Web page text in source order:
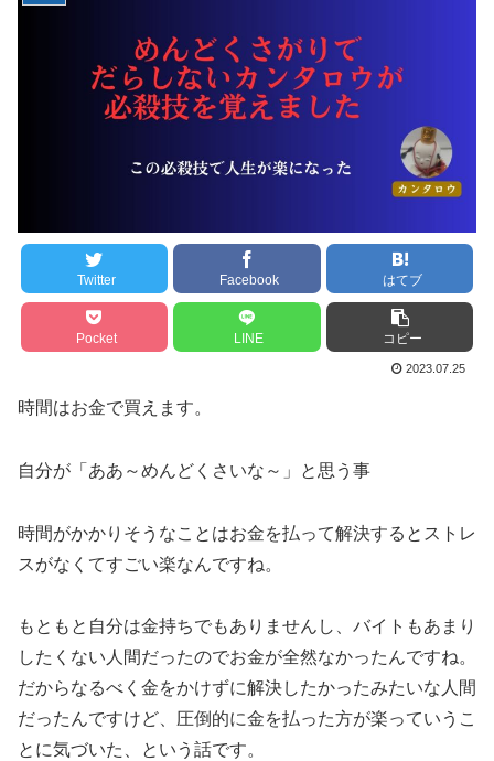
Twitter Facebook はてブ
Pocket LINE コピー
2023.07.25
時間はお金で買えます。
自分が「ああ～めんどくさいな～」と思う事
時間がかかりそうなことはお金を払って解決するとストレ
スがなくてすごい楽なんですね。
もともと自分は金持ちでもありませんし、バイトもあまり
したくない人間だったのでお金が全然なかったんですね。
だからなるべく金をかけずに解決したかったみたいな人間
だったんですけど、圧倒的に金を払った方が楽っていうこ
とに気づいた、という話です。